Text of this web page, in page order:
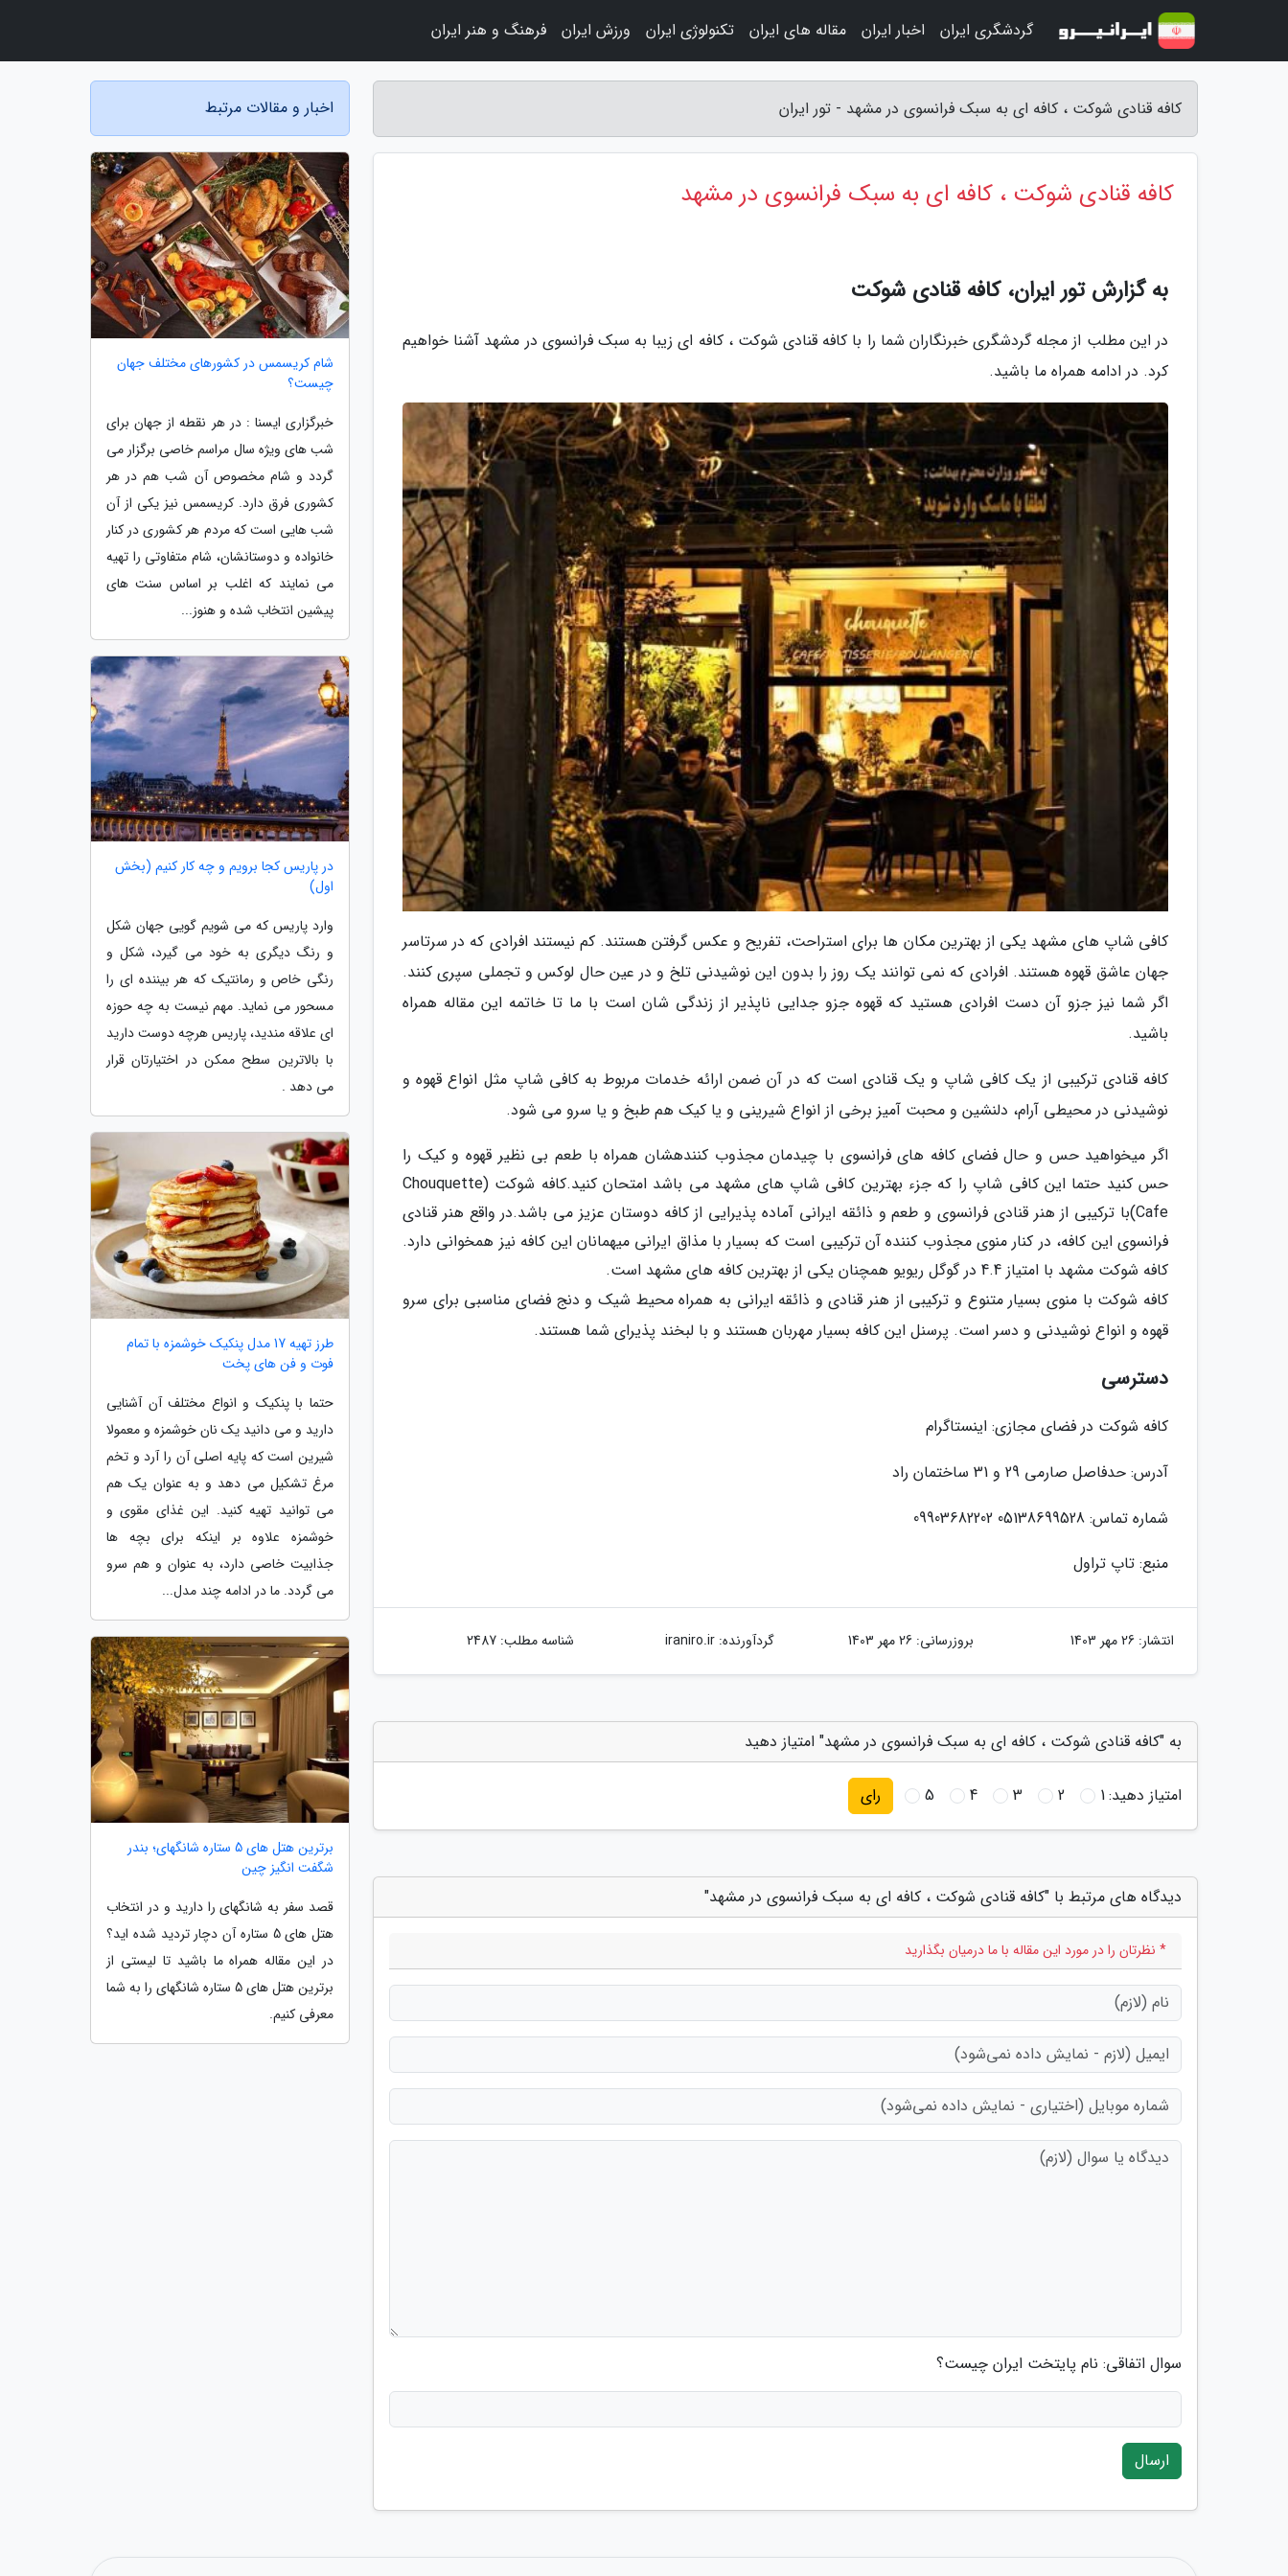
کافه قنادی شوکت ، کافه ای به سبک فرانسوی در مشهد - تور ایران
کافه قنادی شوکت ، کافه ای به سبک فرانسوی در مشهد
به گزارش تور ایران، کافه قنادی شوکت
در این مطلب از مجله گردشگری خبرنگاران شما را با کافه قنادی شوکت ، کافه ای زیبا به سبک فرانسوی در مشهد آشنا خواهیم
کرد. در ادامه همراه ما باشید.
کافی شاپ های مشهد یکی از بهترین مکان ها برای استراحت، تفریح و عکس گرفتن هستند. کم نیستند افرادی که در سرتاسر
جهان عاشق قهوه هستند. افرادی که نمی توانند یک روز را بدون این نوشیدنی تلخ و در عین حال لوکس و تجملی سپری کنند.
اگر شما نیز جزو آن دست افرادی هستید که قهوه جزو جدایی ناپذیر از زندگی شان است با ما تا خاتمه این مقاله همراه
باشید.
کافه قنادی ترکیبی از یک کافی شاپ و یک قنادی است که در آن ضمن ارائه خدمات مربوط به کافی شاپ مثل انواع قهوه و
نوشیدنی در محیطی آرام، دلنشین و محبت آمیز برخی از انواع شیرینی و یا کیک هم طبخ و یا سرو می شود.
اگر میخواهید حس و حال فضای کافه های فرانسوی با چیدمان مجذوب کنندهشان همراه با طعم بی نظیر قهوه و کیک را
حس کنید حتما این کافی شاپ را که جزء بهترین کافی شاپ های مشهد می باشد امتحان کنید.کافه شوکت (Chouquette
Cafe)با ترکیبی از هنر قنادی فرانسوی و طعم و ذائقه ایرانی آماده پذیرایی از کافه دوستان عزیز می باشد.در واقع هنر قنادی
فرانسوی این کافه، در کنار منوی مجذوب کننده آن ترکیبی است که بسیار با مذاق ایرانی میهمانان این کافه نیز همخوانی دارد.
کافه شوکت مشهد با امتیاز 4.4 در گوگل ریویو همچنان یکی از بهترین کافه های مشهد است.
کافه شوکت با منوی بسیار متنوع و ترکیبی از هنر قنادی و ذائقه ایرانی به همراه محیط شیک و دنج فضای مناسبی برای سرو
قهوه و انواع نوشیدنی و دسر است. پرسنل این کافه بسیار مهربان هستند و با لبخند پذیرای شما هستند.
دسترسی
کافه شوکت در فضای مجازی: اینستاگرام
آدرس: حدفاصل صارمی 29 و 31 ساختمان راد
شماره تماس: 05138699528 09903682202
منبع: تاپ تراول
انتشار: 26 مهر 1403 بروزرسانی: 26 مهر 1403 گردآورنده:iraniro.ir شناسه مطلب: 2487
به "کافه قنادی شوکت ، کافه ای به سبک فرانسوی در مشهد" امتیاز دهید
امتیاز دهید:1
2
3
4
5 رای
دیدگاه های مرتبط با "کافه قنادی شوکت ، کافه ای به سبک فرانسوی در مشهد"
* نظرتان را در مورد این مقاله با ما درمیان بگذارید
سوال اتفاقی: نام پایتخت ایران چیست؟
ارسال
اخبار و مقالات مرتبط
شام کریسمس در کشورهای مختلف جهان
چیست؟
خبرگزاری ایسنا : در هر نقطه از جهان برای
شب های ویژه سال مراسم خاصی برگزار می
گردد و شام مخصوص آن شب هم در هر
کشوری فرق دارد. کریسمس نیز یکی از آن
شب هایی است که مردم هر کشوری در کنار
خانواده و دوستانشان، شام متفاوتی را تهیه
می نمایند که اغلب بر اساس سنت های
پیشین انتخاب شده و هنوز...
در پاریس کجا برویم و چه کار کنیم (بخش
اول)
وارد پاریس که می شویم گویی جهان شکل
و رنگ دیگری به خود می گیرد، شکل و
رنگی خاص و رمانتیک که هر بیننده ای را
مسحور می نماید. مهم نیست به چه حوزه
ای علاقه مندید، پاریس هرچه دوست دارید
با بالاترین سطح ممکن در اختیارتان قرار
می دهد .
طرز تهیه 17 مدل پنکیک خوشمزه با تمام
فوت و فن های پخت
حتما با پنکیک و انواع مختلف آن آشنایی
دارید و می دانید یک نان خوشمزه و معمولا
شیرین است که پایه اصلی آن را آرد و تخم
مرغ تشکیل می دهد و به عنوان یک هم
می توانید تهیه کنید. این غذای مقوی و
خوشمزه علاوه بر اینکه برای بچه ها
جذابیت خاصی دارد، به عنوان و هم سرو
می گردد. ما در ادامه چند مدل...
برترین هتل های 5 ستاره شانگهای؛ بندر
شگفت انگیز چین
قصد سفر به شانگهای را دارید و در انتخاب
هتل های 5 ستاره آن دچار تردید شده اید؟
در این مقاله همراه ما باشید تا لیستی از
برترین هتل های 5 ستاره شانگهای را به شما
معرفی کنیم.
گردشگری ایران اخبار ایران مقاله های ایران تکنولوژی ایران ورزش ایران فرهنگ و هنر ایران